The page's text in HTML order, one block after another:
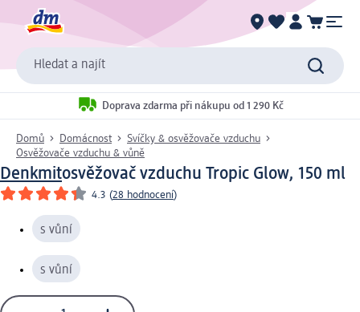
Hledat a najít
Doprava zdarma při nákupu od 1 290 Kč
Domů Domácnost
Svíčky & osvěžovače vzduchu
Osvěžovače vzduchu & vůně
Denkmitosvěžovač vzduchu Tropic Glow, 150 ml
4.3 (28 hodnocení)
s vůní
s vůní